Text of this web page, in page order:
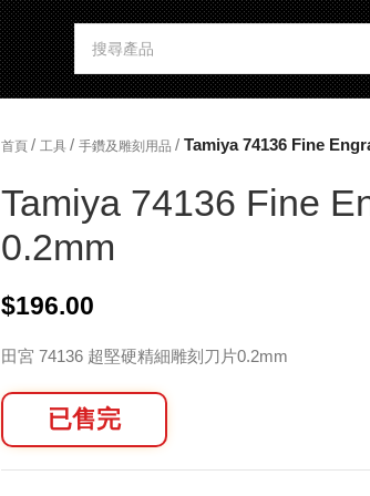
首頁 / 工具 / 手鑽及雕刻用品 / Tamiya 74136 Fine
Tamiya 74136 Fine
0.2mm
$196.00
田宮 74136 超堅硬精細雕刻刀片0.2mm
已售完